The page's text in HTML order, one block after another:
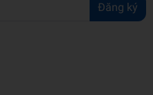
Đăng ký